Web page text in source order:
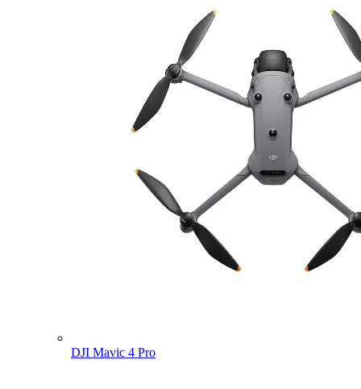
DJI Mavic 4 Pro